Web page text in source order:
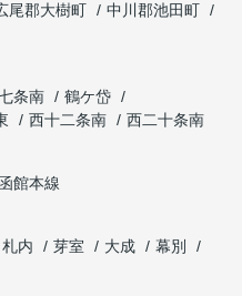
尾郡大樹町
中川郡池田町
条南
鶴ケ岱
西十二条南
西二十条南
函館本線
札内 芽室 大成
幕別